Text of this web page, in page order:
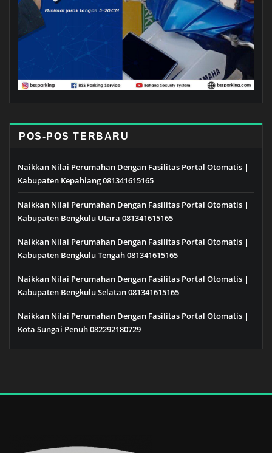
POS-POS TERBARU
Naikkan Nilai Perumahan Dengan Fasilitas Portal Otomatis |
Kabupaten Kepahiang 081341615165
Naikkan Nilai Perumahan Dengan Fasilitas Portal Otomatis |
Kabupaten Bengkulu Utara 081341615165
Naikkan Nilai Perumahan Dengan Fasilitas Portal Otomatis |
Kabupaten Bengkulu Tengah 081341615165
Naikkan Nilai Perumahan Dengan Fasilitas Portal Otomatis |
Kabupaten Bengkulu Selatan 081341615165
Naikkan Nilai Perumahan Dengan Fasilitas Portal Otomatis |
Kota Sungai Penuh 082292180729